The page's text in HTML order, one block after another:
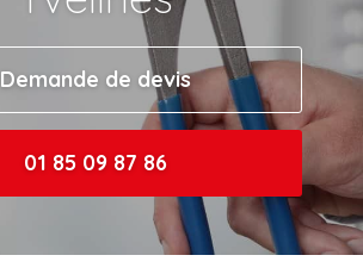
Demande de devis
01 85 09 87 86